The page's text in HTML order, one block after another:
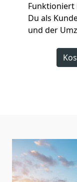
Funktioniert
Du als
und der